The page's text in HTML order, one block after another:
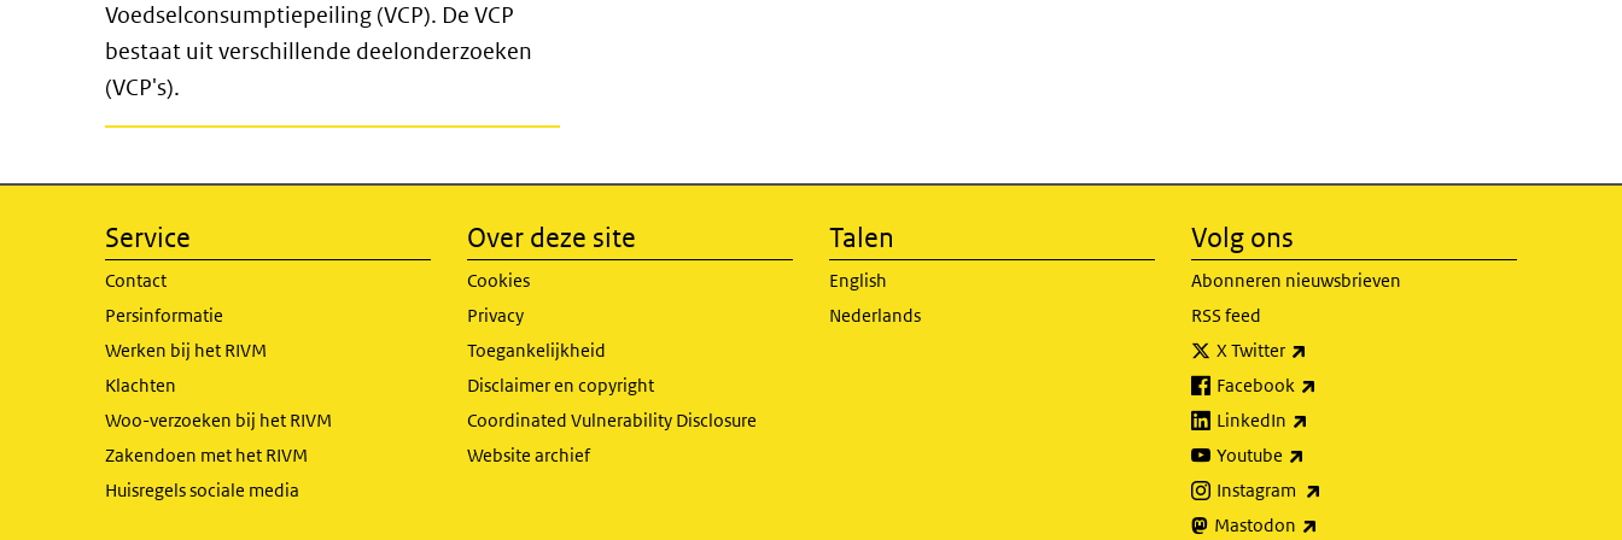
Voedselconsumptiepeiling (VCP). De VCP
bestaat uit verschillende deelonderzoeken
(VCP's).
Service
Contact
Persinformatie
Werken bij het RIVM
Klachten
Woo-verzoeken bij het RIVM
Zakendoen met het RIVM
Huisregels sociale media
Over deze site
Cookies
Privacy
Toegankelijkheid
Disclaimer en copyright
Coordinated Vulnerability Disclosure
Website archief
Talen
English
Nederlands
Volg ons
Abonneren nieuwsbrieven
RSS feed
X Twitter
Facebook
LinkedIn
Youtube
Instagram
Mastodon